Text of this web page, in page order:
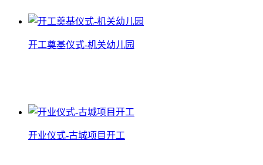
开工奠基仪式-机关幼儿园
开业仪式-古城项目开工